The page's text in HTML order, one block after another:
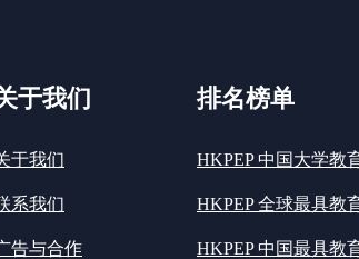
于我们
于我们
系我们
告与合作
排名榜单
HKPEP 中国大学教
HKPEP 全球最具教
HKPEP 中国最具教